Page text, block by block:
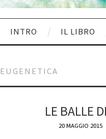
INTRO IL LIBRO
EUGENETICA
LE BALLE
20 MAGGIO 2015